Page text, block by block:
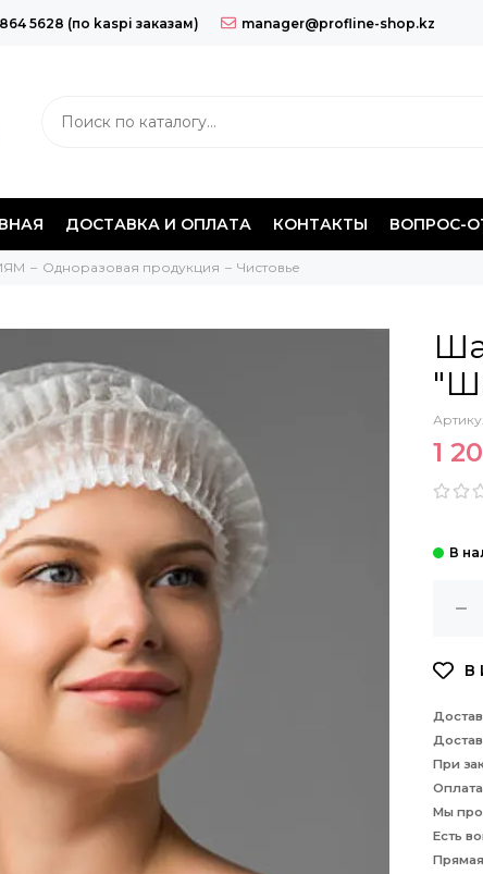
5628 (по kaspi заказам) manager@profline-shop.kz
ДОСТАВКА И ОПЛАТА КОНТАКТЫ ВОПРОС-
Одноразовая продукция Чистовье
1
При
Мы
Есть